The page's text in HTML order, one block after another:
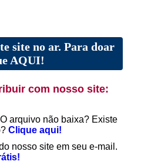
site no ar. Para doar
AQUI!
com nosso site:
arquivo não baixa? Existe
Clique aqui!
nosso site em seu e-mail.